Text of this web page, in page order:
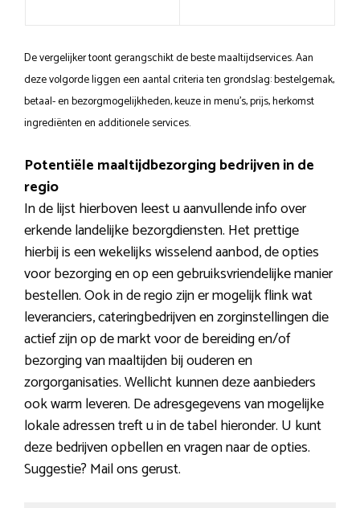
De vergelijker toont gerangschikt de beste maaltijdservices. Aan
deze volgorde liggen een aantal criteria ten grondslag: bestelgemak,
betaal- en bezorgmogelijkheden, keuze in menu’s, prijs, herkomst
ingrediënten en additionele services.
Potentiële maaltijdbezorging bedrijven in de
regio
In de lijst hierboven leest u aanvullende info over
erkende landelijke bezorgdiensten. Het prettige
hierbij is een wekelijks wisselend aanbod, de opties
voor bezorging en op een gebruiksvriendelijke manier
bestellen. Ook in de regio zijn er mogelijk flink wat
leveranciers, cateringbedrijven en zorginstellingen die
actief zijn op de markt voor de bereiding en/of
bezorging van maaltijden bij ouderen en
zorgorganisaties. Wellicht kunnen deze aanbieders
ook warm leveren. De adresgegevens van mogelijke
lokale adressen treft u in de tabel hieronder. U kunt
deze bedrijven opbellen en vragen naar de opties.
Suggestie? Mail ons gerust.